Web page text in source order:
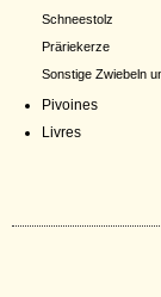
Schneestolz
Präriekerze
Sonstige Zwiebeln
Pivoines
Livres